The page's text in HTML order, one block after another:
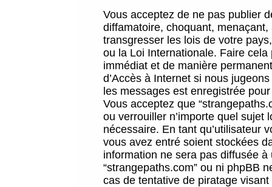
Vous acceptez de ne pas publier
diffamatoire, choquant,
transgresser les lois de votre
ou la Loi Internationale. Faire
immédiat et de manière
d’Accès à Internet si nous
les messages est enregistrée
Vous acceptez que
ou verrouiller n’importe quel sujet
nécessaire. En tant qu’utilisateur
vous avez entré soient stockées
information ne sera pas diffusée
“strangepaths.com” ou ni phpBB
cas de tentative de piratage